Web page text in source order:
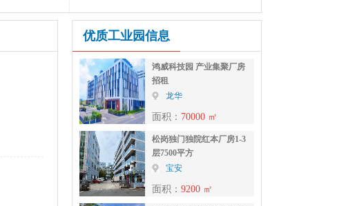
优质工业园信息
面积： 70000 ㎡
鸿威科技园 产业集聚厂房
招租
龙华
面积： 9200 ㎡
松岗独门独院红本厂房1-3
层7500平方
宝安